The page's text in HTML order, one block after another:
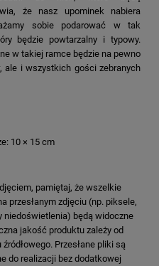
że nasz upominek nabiera
sobie podarować w tak
będzie powtarzalny i typowy.
w takiej ramce będzie na pewno
ale i wszystkich gości zebranych
10 × 15 cm
pamiętaj, że wszelkie
przesłanym zdjęciu (np. piksele,
niedoświetlenia) będą widoczne
jakość produktu zależy od
Przesłane pliki są
do realizacji bez dodatkowej